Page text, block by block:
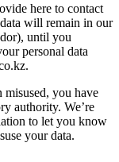
here to contact
will remain in our
until you
personal data
misused, you have
authority. We’re
to let you know
your data.